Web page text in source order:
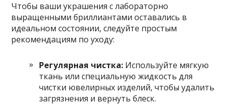
Чтобы ваши украшения с лабораторно
выращенными бриллиантами оставались в
идеальном состоянии, следуйте простым
рекомендациям по уходу:
Регулярная чистка: Используйте мягкую
ткань или специальную жидкость для
чистки ювелирных изделий, чтобы удалить
загрязнения и вернуть блеск.